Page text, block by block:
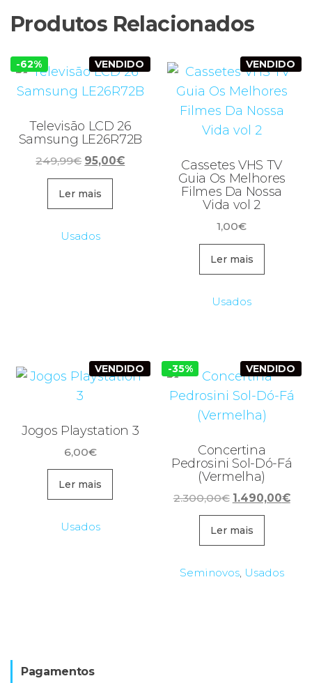
Produtos Relacionados
-62% VENDIDO
Televisão LCD 26
Samsung LE26R72B
249,99€ O
preço
original
era:
95,00€O
Ler mais
Usados
VENDIDO
Cassetes VHS TV
Guia Os Melhores
Filmes Da Nossa
Vida vol 2
1,00€
Ler mais
Usados
VENDIDO
Jogos Playstation 3
6,00€
Ler mais
Usados
-35% VENDIDO
Concertina
Pedrosini Sol-Dó-Fá
(Vermelha)
2.300,00€ O
preço
original
era:
1.490,00€O
Ler mais
Seminovos, Usados
Pagamentos